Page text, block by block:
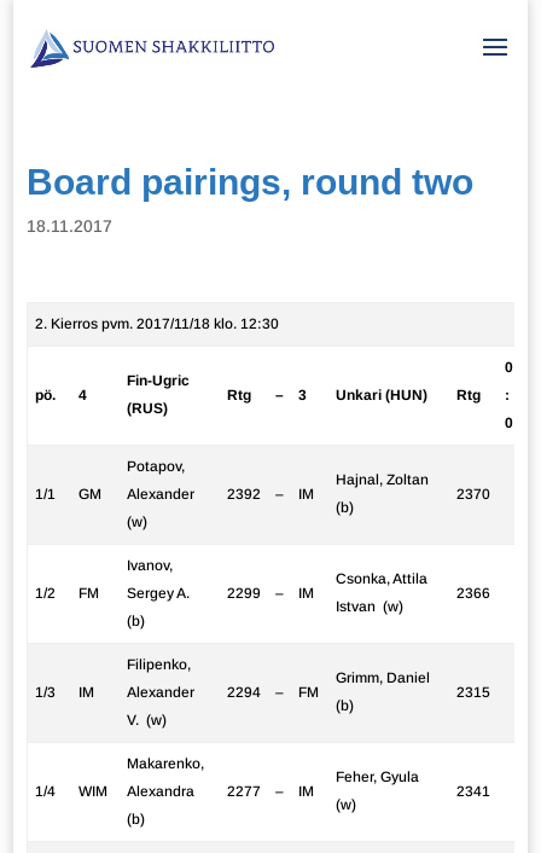
Board pairings, round two
18.11.2017
2. Kierros pvm. 2017/11/18 klo. 12:30
pö. 4
Fin-Ugric
(RUS)
Rtg – 3 Unkari (HUN) Rtg
0
:
0
1/1 GM
Potapov,
Alexander
(w)
2392 – IM
Hajnal, Zoltan
(b)
2370
1/2 FM
Ivanov,
Sergey A.
(b)
2299 – IM
Csonka, Attila
Istvan (w)
2366
1/3 IM
Filipenko,
Alexander
V. (w)
2294 – FM
Grimm, Daniel
(b)
2315
1/4 WIM
Makarenko,
Alexandra
(b)
2277 – IM
Feher, Gyula
(w)
2341